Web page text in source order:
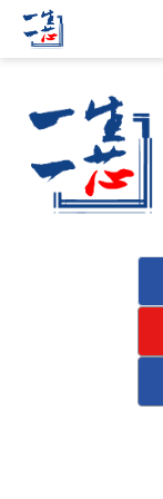
跳至主要內容